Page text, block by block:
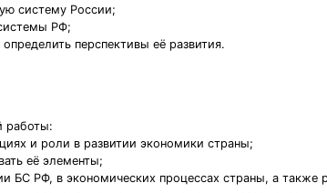
систему России;
РФ;
перспективы её развития.
работы:
и роли в развитии экономики страны;
её элементы;
БС РФ, в экономических процессах страны, а